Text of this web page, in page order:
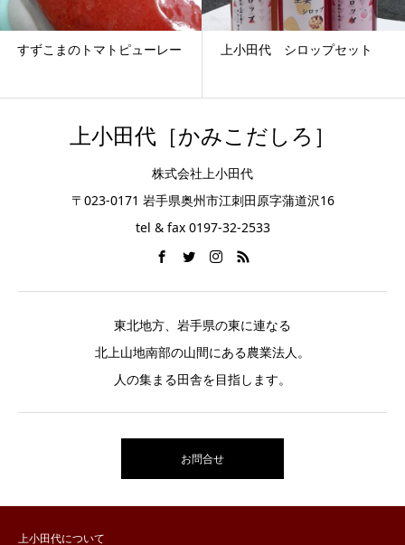
すずこまのトマトピューレー 上小田代 シロップセット
上小田代［かみこだしろ］
株式会社上小田代
〒023-0171 岩手県奥州市江刺田原字蒲道沢16
tel & fax 0197-32-2533
東北地方、岩手県の東に連なる
北上山地南部の山間にある農業法人。
人の集まる田舎を目指します。
お問合せ
上小田代について